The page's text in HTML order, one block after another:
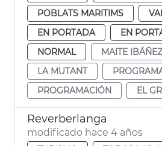
POBLATS MARITIMS
EN PORTADA
EN
NORMAL
MAITE IBÁÑEZ
LA MUTANT
PROGRAMACIÓN
EL
Reverberlanga
modificado hace 4 años